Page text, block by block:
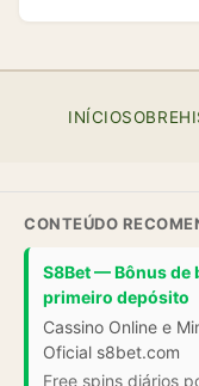
INÍCIOSOBRE
CONTEÚDO
S8Bet — Bônus de
primeiro depósito
Cassino Online e
Oficial s8bet.com
Free spins diários